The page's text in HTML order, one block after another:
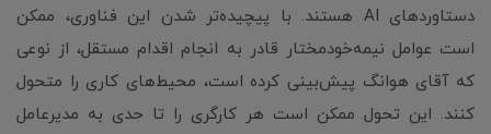
دستاوردهای AI هستند. با پیچیده‌تر شدن این فناوری، ممکن
است عوامل نیمه‌خودمختار قادر به انجام اقدام مستقل، از نوعی
که آقای هوانگ پیش‌بینی کرده است، محیط‌های کاری را متحول
کنند. این تحول ممکن است هر کارگری را تا حدی به مدیرعامل